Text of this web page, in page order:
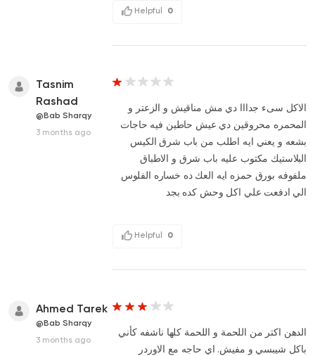
Helpful 0
Tasnim
Rashad
@Bab Sharqy
3 months ago
الاكل سىء جدااا دي مش مناقيش و الزعتر و
المحمره محروقين دي عيش حاطين فيه حاجات
بشعه و يعني ايه اطلب من باب شرق الكيس
البلاستيك مكتوب عليه باب شرق و الاطباق
ملفوفه بورق حمزه ايه العك ده خساره الفلوس
الي ادفعت علي اكل وحش كده بجد
Helpful 0
Ahmed Tarek
@Bab Sharqy
3 months ago
الدهن اكتر من اللحمة و اللحمة كلها ناشفه كأني
باكل شيبسي و مفيش. اي حاجه مع الاوردر